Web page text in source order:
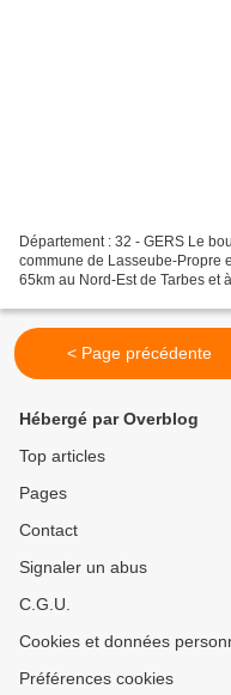
Département : 32 - GERS Le
commune de Lasseube-Propre
65km au Nord-Est de Tarbes et
< Page précédente
Hébergé par Overblog
Top articles
Pages
Contact
Signaler un abus
C.G.U.
Cookies et données
Préférences cookies